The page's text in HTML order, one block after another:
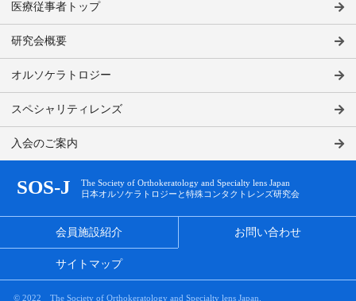
医療従事者トップ
研究会概要
オルソケラトロジー
スペシャリティレンズ
入会のご案内
SOS-J
The Society of Orthokeratology and Specialty lens Japan
日本オルソケラトロジーと特殊コンタクトレンズ研究会
会員施設紹介 お問い合わせ
サイトマップ
© 2022 The Society of Orthokeratology and Specialty lens Japan.